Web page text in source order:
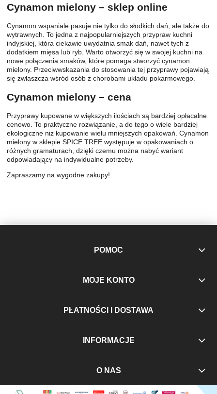
Cynamon mielony – sklep online
Cynamon wspaniale pasuje nie tylko do słodkich dań, ale także do
wytrawnych. To jedna z najpopularniejszych przypraw kuchni
indyjskiej, która ciekawie uwydatnia smak dań, nawet tych z
dodatkiem mięsa lub ryb. Warto otworzyć się w swojej kuchni na
nowe połączenia smaków, które pomaga stworzyć cynamon
mielony. Przeciwwskazania do stosowania tej przyprawy pojawiają
się zwłaszcza wśród osób z chorobami układu pokarmowego.
Cynamon mielony – cena
Przyprawy kupowane w większych ilościach są bardziej opłacalne
cenowo. To praktyczne rozwiązanie, a do tego o wiele bardziej
ekologiczne niż kupowanie wielu mniejszych opakowań. Cynamon
mielony w sklepie SPICE TREE występuje w opakowaniach o
różnych gramaturach, dzięki czemu można nabyć wariant
odpowiadający na indywidualne potrzeby.
Zapraszamy na wygodne zakupy!
POMOC
MOJE KONTO
PŁATNOŚCI I DOSTAWA
INFORMACJE
O NAS